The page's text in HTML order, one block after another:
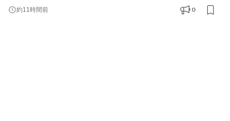
極的に募集しています。 AIを相棒に、圧倒的なスピードと品質を
実現し、最先端の技術を使いこなすエンジニアへ成長したい方を
約11時間前 0